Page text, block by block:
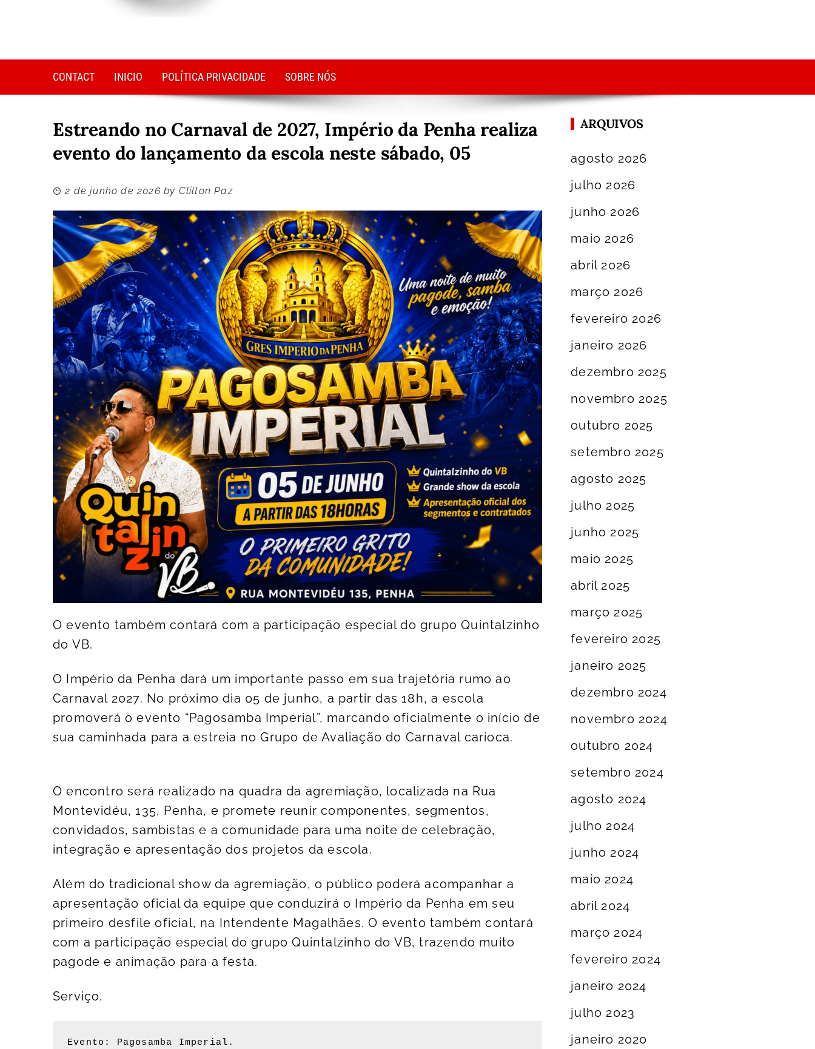
CONTACT INICIO POLÍTICA PRIVACIDADE SOBRE NÓS
Estreando no Carnaval de 2027, Império da Penha realiza
evento do lançamento da escola neste sábado, 05
2 de junho de 2026 by Clilton Paz
O evento também contará com a participação especial do grupo Quintalzinho
do VB.
O Império da Penha dará um importante passo em sua trajetória rumo ao
Carnaval 2027. No próximo dia 05 de junho, a partir das 18h, a escola
promoverá o evento “Pagosamba Imperial”, marcando oficialmente o início de
sua caminhada para a estreia no Grupo de Avaliação do Carnaval carioca.
O encontro será realizado na quadra da agremiação, localizada na Rua
Montevidéu, 135, Penha, e promete reunir componentes, segmentos,
convidados, sambistas e a comunidade para uma noite de celebração,
integração e apresentação dos projetos da escola.
Além do tradicional show da agremiação, o público poderá acompanhar a
apresentação oficial da equipe que conduzirá o Império da Penha em seu
primeiro desfile oficial, na Intendente Magalhães. O evento também contará
com a participação especial do grupo Quintalzinho do VB, trazendo muito
pagode e animação para a festa.
Serviço.
Evento: Pagosamba Imperial.
ARQUIVOS
agosto 2026
julho 2026
junho 2026
maio 2026
abril 2026
março 2026
fevereiro 2026
janeiro 2026
dezembro 2025
novembro 2025
outubro 2025
setembro 2025
agosto 2025
julho 2025
junho 2025
maio 2025
abril 2025
março 2025
fevereiro 2025
janeiro 2025
dezembro 2024
novembro 2024
outubro 2024
setembro 2024
agosto 2024
julho 2024
junho 2024
maio 2024
abril 2024
março 2024
fevereiro 2024
janeiro 2024
julho 2023
janeiro 2020